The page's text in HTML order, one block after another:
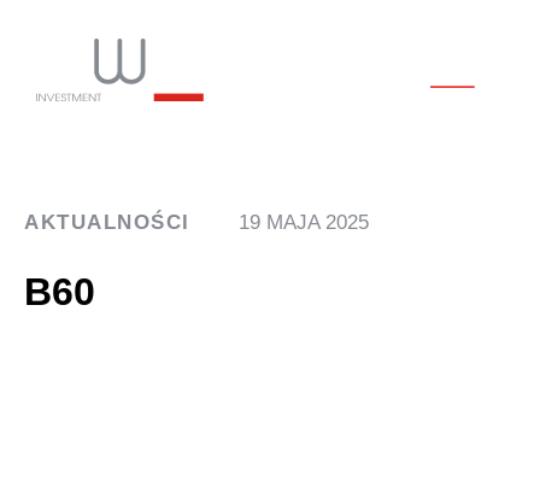
AKTUALNOŚCI 19 MAJA 2025
B60